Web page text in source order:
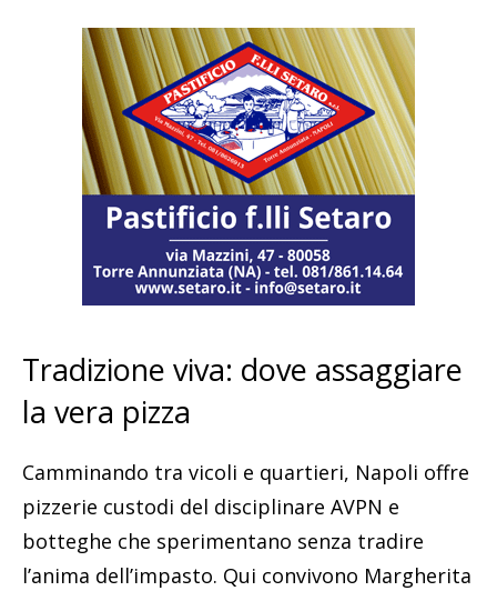
Tradizione viva: dove assaggiare
la vera pizza
Camminando tra vicoli e quartieri, Napoli offre
pizzerie custodi del disciplinare AVPN e
botteghe che sperimentano senza tradire
l’anima dell’impasto. Qui convivono Margherita